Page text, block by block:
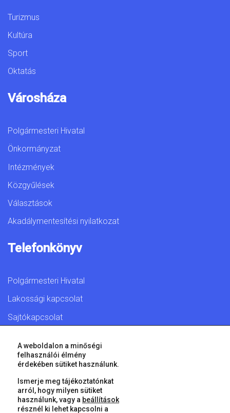
Turizmus
Kultúra
Sport
Oktatás
Városháza
Polgármesteri Hivatal
Önkormányzat
Intézmények
Közgyűlések
Választások
Akadálymentesítési nyilatkozat
Telefonkönyv
Polgármesteri Hivatal
Lakossági kapcsolat
Sajtókapcsolat
© 2026 Győr Megyei Jogú Város • Minden jog fenntartva!
A weboldalon a minőségi
felhasználói élmény
érdekében sütiket használunk.
Ismerje meg tájékoztatónkat
arról, hogy milyen sütiket
használunk, vagy a beállítások
résznél ki lehet kapcsolni a